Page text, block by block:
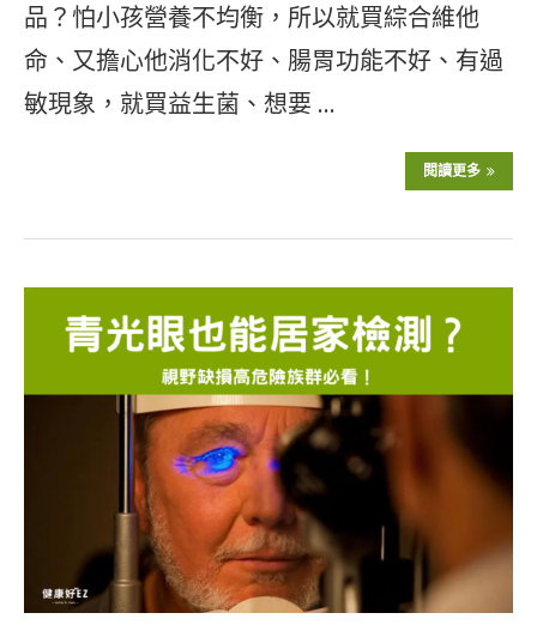
品？怕小孩營養不均衡，所以就買綜合維他
命、又擔心他消化不好、腸胃功能不好、有過
敏現象，就買益生菌、想要 …
閱讀更多